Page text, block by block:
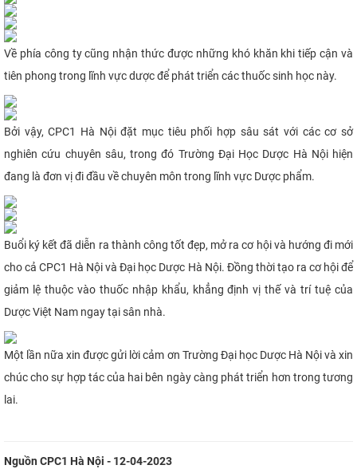
Về phía công ty cũng nhận thức được những khó khăn khi tiếp cận và
tiên phong trong lĩnh vực dược để phát triển các thuốc sinh học này.
Bởi vậy, CPC1 Hà Nội đặt mục tiêu phối hợp sâu sát với các cơ sở
nghiên cứu chuyên sâu, trong đó Trường Đại Học Dược Hà Nội hiện
đang là đơn vị đi đầu về chuyên môn trong lĩnh vực Dược phẩm.
Buổi ký kết đã diễn ra thành công tốt đẹp, mở ra cơ hội và hướng đi mới
cho cả CPC1 Hà Nội và Đại học Dược Hà Nội. Đồng thời tạo ra cơ hội để
giảm lệ thuộc vào thuốc nhập khẩu, khẳng định vị thế và trí tuệ của
Dược Việt Nam ngay tại sân nhà.
Một lần nữa xin được gửi lời cảm ơn Trường Đại học Dược Hà Nội và xin
chúc cho sự hợp tác của hai bên ngày càng phát triển hơn trong tương
lai.
Nguồn CPC1 Hà Nội - 12-04-2023